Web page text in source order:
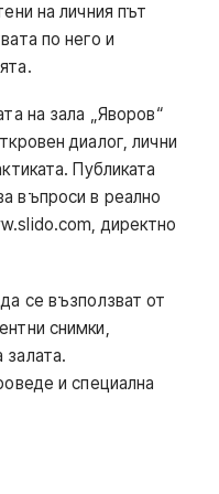
на личния път
по него и
на зала „Яворов“
диалог, лични
Публиката
въпроси в реално
директно
се възползват от
снимки,
и специална